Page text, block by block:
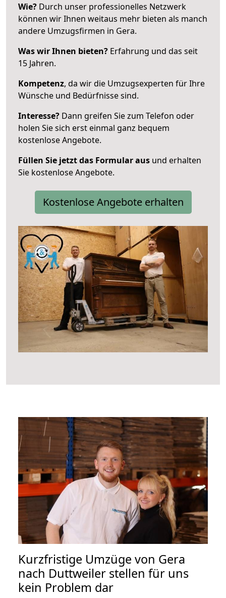
Wie? Durch unser professionelles Netzwerk
können wir Ihnen weitaus mehr bieten als manch
andere Umzugsfirmen in Gera.
Was wir Ihnen bieten? Erfahrung und das seit
15 Jahren.
Kompetenz, da wir die Umzugsexperten für Ihre
Wünsche und Bedürfnisse sind.
Interesse? Dann greifen Sie zum Telefon oder
holen Sie sich erst einmal ganz bequem
kostenlose Angebote.
Füllen Sie jetzt das Formular aus und erhalten
Sie kostenlose Angebote.
Kostenlose Angebote erhalten
Kurzfristige Umzüge von Gera
nach Duttweiler stellen für uns
kein Problem dar